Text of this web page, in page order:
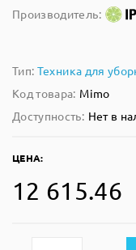
Производитель:
Тип: Техника для
Код товара: Mimo
Доступность: Нет в
ЦЕНА:
12 615.46